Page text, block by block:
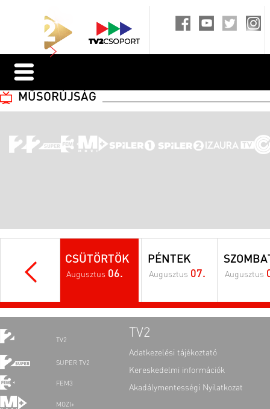
MŰSORÚJSÁG
CSÜTÖRTÖK
Augusztus 06.
PÉNTEK
Augusztus 07. Augusztus
TV2
SUPER TV2
FEM3
MOZI+
TV2
Adatkezelési tájékoztató
Kereskedelmi információk
Akadálymentességi Nyilatkozat